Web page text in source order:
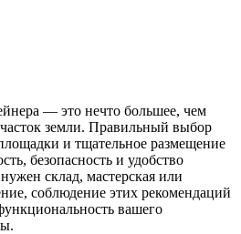
— это нечто большее, чем
земли. Правильный выбор
и тщательное размещение
безопасность и удобство
склад, мастерская или
соблюдение этих рекомендаций
вашего